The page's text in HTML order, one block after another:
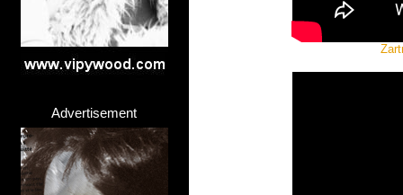
Advertisement